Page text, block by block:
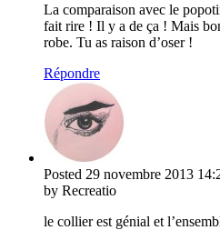
La comparaison avec le
fait rire ! Il y a de ça ! Mais
robe. Tu as raison d’oser !
Répondre
Posted 29 novembre 2013
by Recreatio
le collier est génial et